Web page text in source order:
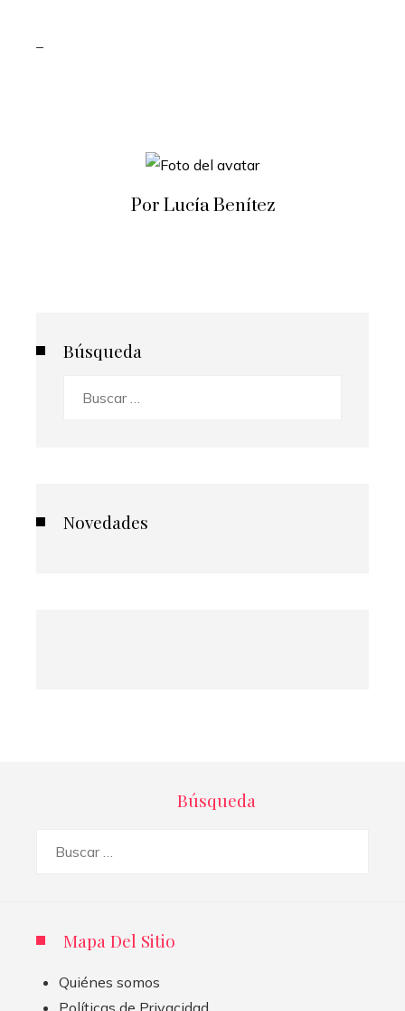
Por Lucía Benítez
Búsqueda
Novedades
Búsqueda
Mapa Del Sitio
Quiénes somos